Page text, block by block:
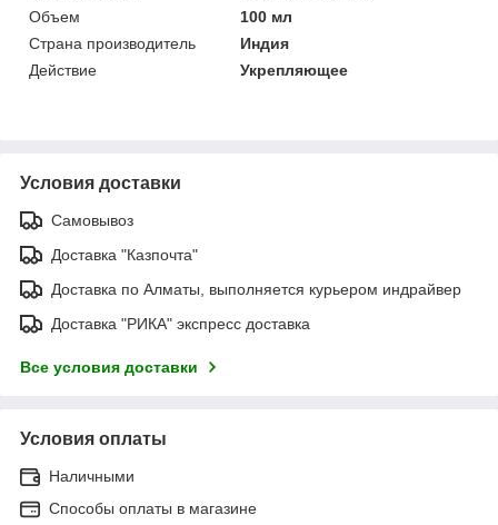
Объем
100 мл
Страна производитель
Индия
Действие
Укрепляющее
Условия доставки
Самовывоз
Доставка "Казпочта"
Доставка по Алматы, выполняется курьером индрайвер
Доставка "РИКА" экспресс доставка
Все условия доставки
Условия оплаты
Наличными
Способы оплаты в магазине